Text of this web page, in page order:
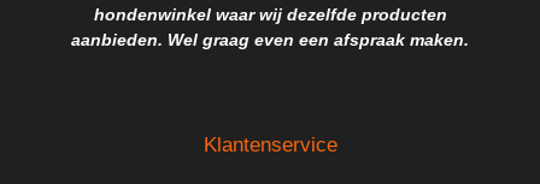
hondenwinkel waar wij dezelfde producten
aanbieden. Wel graag even een afspraak maken.
Klantenservice